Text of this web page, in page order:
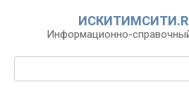
Информационно-